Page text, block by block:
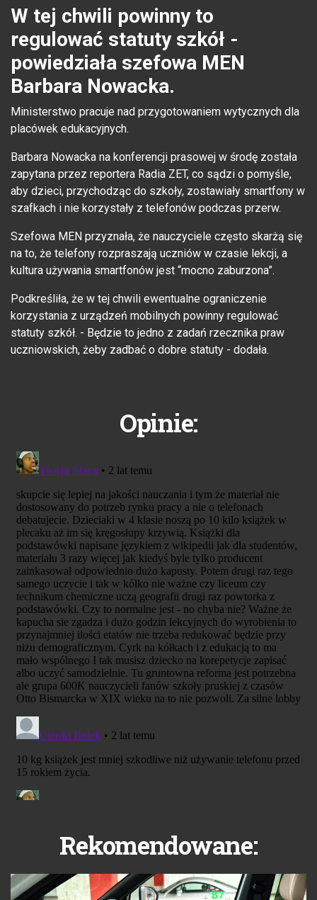
W tej chwili powinny to
regulować statuty szkół -
powiedziała szefowa MEN
Barbara Nowacka.
Ministerstwo pracuje nad przygotowaniem wytycznych dla
placówek edukacyjnych.
Barbara Nowacka na konferencji prasowej w środę została
zapytana przez reportera Radia ZET, co sądzi o pomyśle,
aby dzieci, przychodząc do szkoły, zostawiały smartfony w
szafkach i nie korzystały z telefonów podczas przerw.
Szefowa MEN przyznała, że nauczyciele często skarżą się
na to, że telefony rozpraszają uczniów w czasie lekcji, a
kultura używania smartfonów jest “mocno zaburzona”.
Podkreśliła, że w tej chwili ewentualne ograniczenie
korzystania z urządzeń mobilnych powinny regulować
statuty szkół. - Będzie to jedno z zadań rzecznika praw
uczniowskich, żeby zadbać o dobre statuty - dodała.
Opinie:
Rekomendowane: